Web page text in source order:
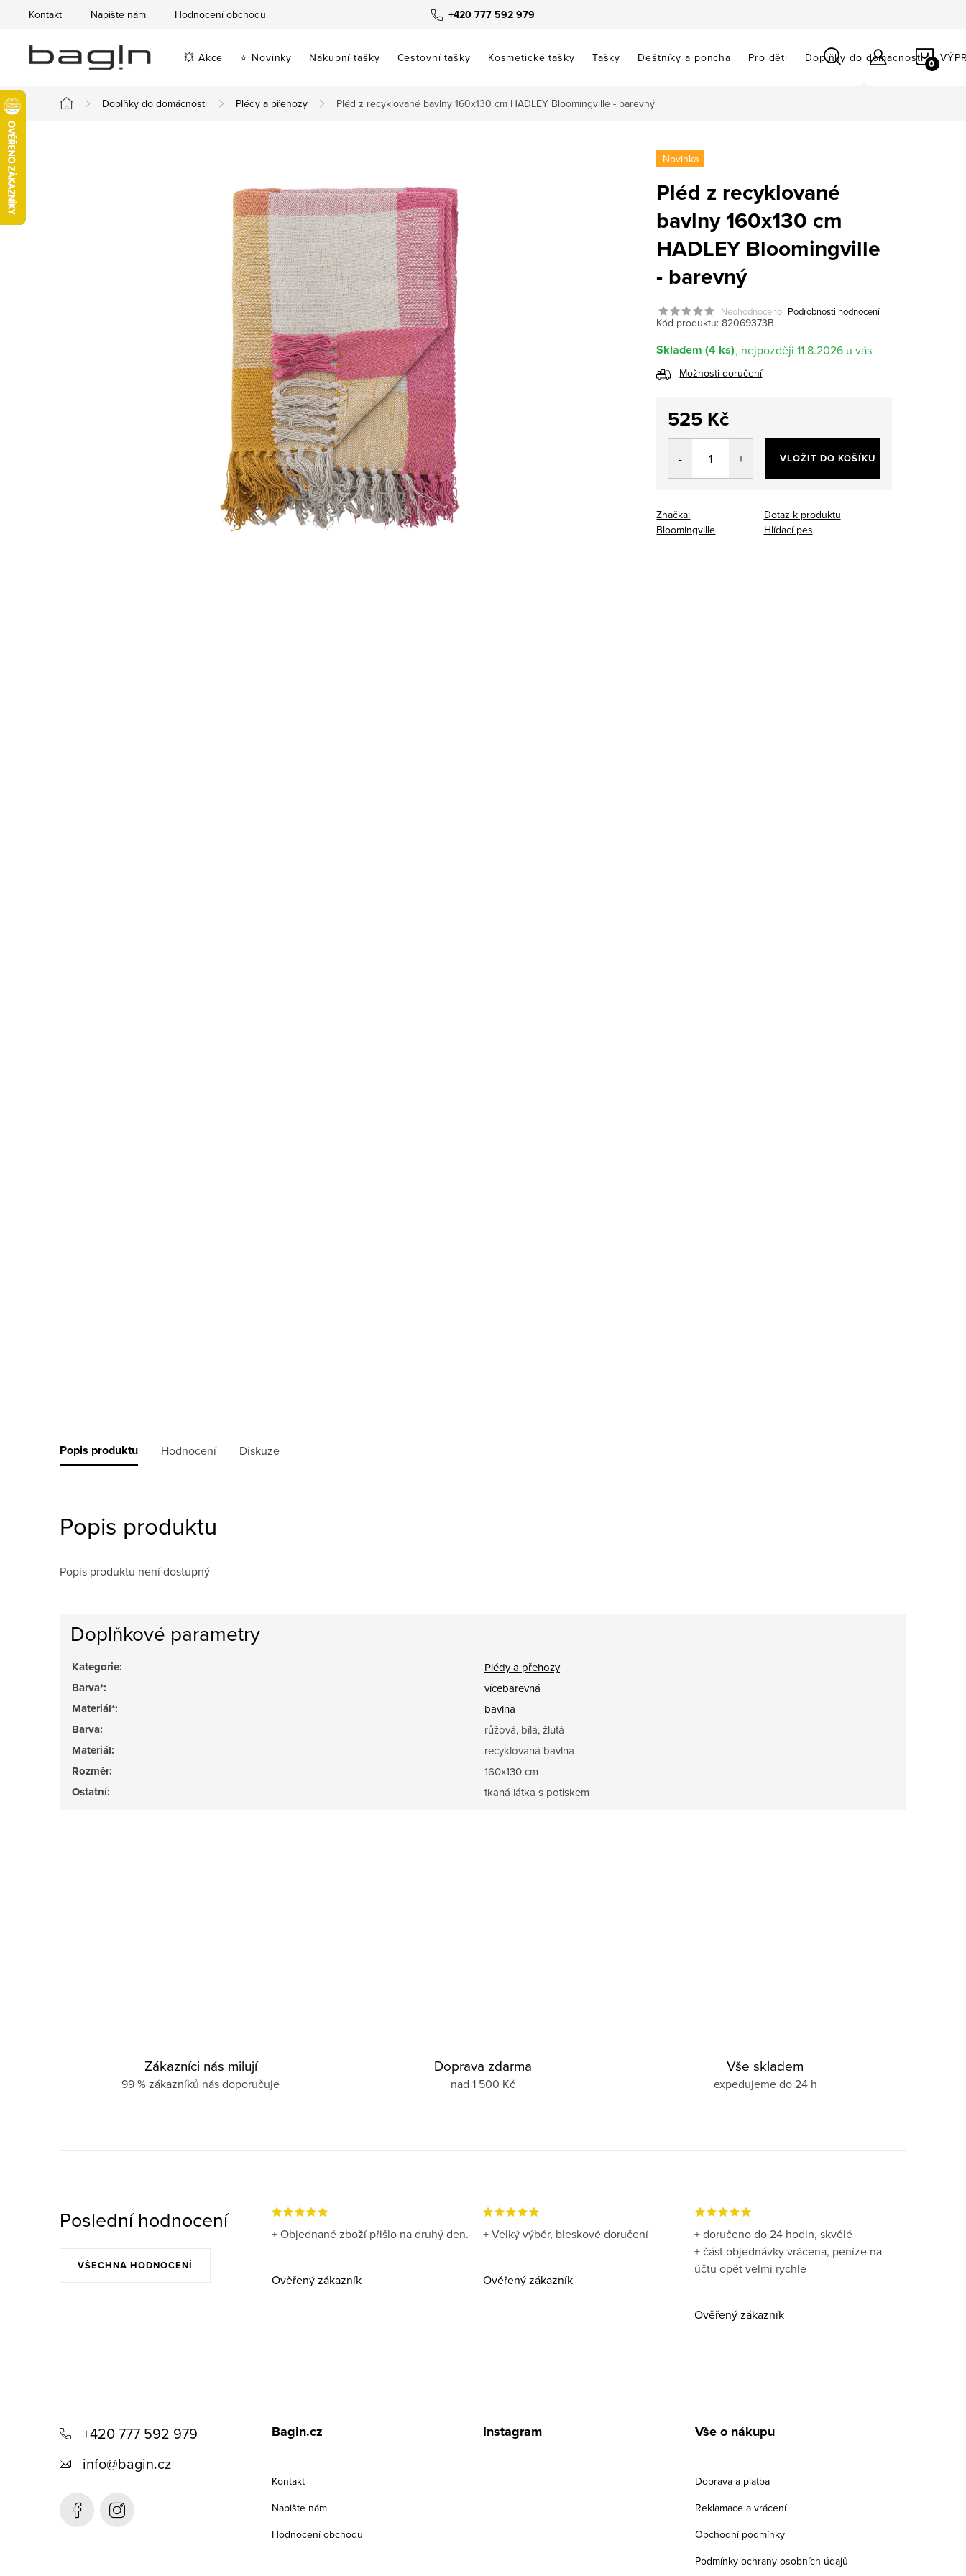
obsah
+420 777 592 979
Kontakt Napište nám Hodnocení obchodu
💥 Akce ⭐ Novinky Nákupní tašky Cestovní tašky Kosmetické tašky Tašky Deštníky a poncha Pro děti Doplňky do domácnosti
Domů
Doplňky do domácnosti Plédy a přehozy Pléd z recyklované bavlny 160x130 cm HADLEY Bloomingville - barevný
Novinka
Pléd z recyklované
bavlny 160x130 cm
HADLEY Bloomingville
- barevný
Neohodnoceno Podrobnosti hodnocení
Kód produktu: 82069373B
Skladem (4 ks) 11.8.2026
Možnosti doručení
525 Kč
Měrná
VLOŽIT DO KOŠÍKU
Značka:
Bloomingville
Dotaz k produktu
Hlídací pes
Popis produktu Hodnocení Diskuze
Popis produktu
Popis produktu není dostupný
Doplňkové parametry
Kategorie: Plédy a přehozy
Barva*: vícebarevná
Materiál*: bavlna
Barva: růžová, bílá, žlutá
Materiál: recyklovaná bavlna
Rozměr: 160x130 cm
Ostatní: tkaná látka s potiskem
Zákazníci nás milují
99 % zákazníků nás doporučuje
Doprava zdarma
nad 1 500 Kč
Vše skladem
expedujeme do 24 h
Poslední hodnocení
VŠECHNA HODNOCENÍ
+ Objednané zboží přišlo na druhý den.
Ověřený zákazník
+ Velký výběr, bleskové doručení
Ověřený zákazník
+ doručeno do 24 hodin, skvělé
+ část objednávky vrácena, peníze na
účtu opět velmi rychle
Ověřený zákazník
+420 777 592 979
info@bagin.cz
Bagin.cz
Kontakt
Napište nám
Hodnocení obchodu
Instagram Vše o nákupu
Doprava a platba
Reklamace a vrácení
Obchodní podmínky
Podmínky ochrany osobních údajů